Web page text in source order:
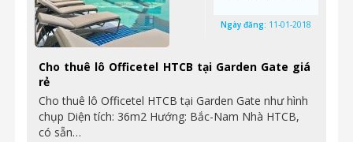
Cho thuê lô Officetel HTCB tại Garden Gate giá
rẻ
Cho thuê lô Officetel HTCB tại Garden Gate như hình
chụp Diện tích: 36m2 Hướng: Bắc-Nam Nhà HTCB,
có sẵn…
Ngày đăng: 11-01-2018